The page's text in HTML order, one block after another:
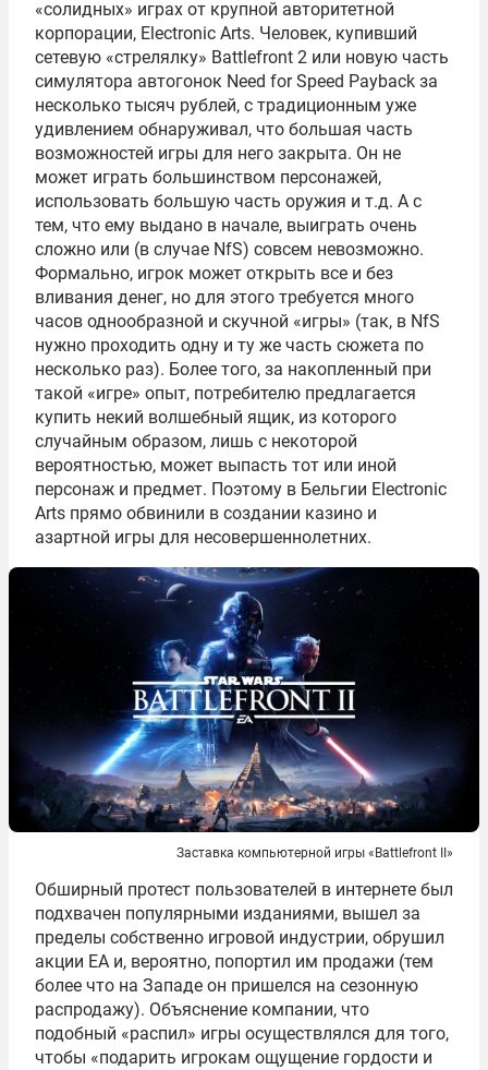
«солидных» играх от крупной авторитетной
корпорации, Electronic Arts. Человек, купивший
сетевую «стрелялку» Battlefront 2 или новую часть
симулятора автогонок Need for Speed Payback за
несколько тысяч рублей, с традиционным уже
удивлением обнаруживал, что большая часть
возможностей игры для него закрыта. Он не
может играть большинством персонажей,
использовать большую часть оружия и т.д. А с
тем, что ему выдано в начале, выиграть очень
сложно или (в случае NfS) совсем невозможно.
Формально, игрок может открыть все и без
вливания денег, но для этого требуется много
часов однообразной и скучной «игры» (так, в NfS
нужно проходить одну и ту же часть сюжета по
несколько раз). Более того, за накопленный при
такой «игре» опыт, потребителю предлагается
купить некий волшебный ящик, из которого
случайным образом, лишь с некоторой
вероятностью, может выпасть тот или иной
персонаж и предмет. Поэтому в Бельгии Electronic
Arts прямо обвинили в создании казино и
азартной игры для несовершеннолетних.
Заставка компьютерной игры «Battlefront II»
Обширный протест пользователей в интернете был
подхвачен популярными изданиями, вышел за
пределы собственно игровой индустрии, обрушил
акции EA и, вероятно, попортил им продажи (тем
более что на Западе он пришелся на сезонную
распродажу). Объяснение компании, что
подобный «распил» игры осуществлялся для того,
чтобы «подарить игрокам ощущение гордости и